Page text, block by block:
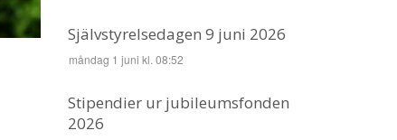
Självstyrelsedagen 9 juni 2026
måndag 1 juni kl. 08:52
Stipendier ur jubileumsfonden
2026